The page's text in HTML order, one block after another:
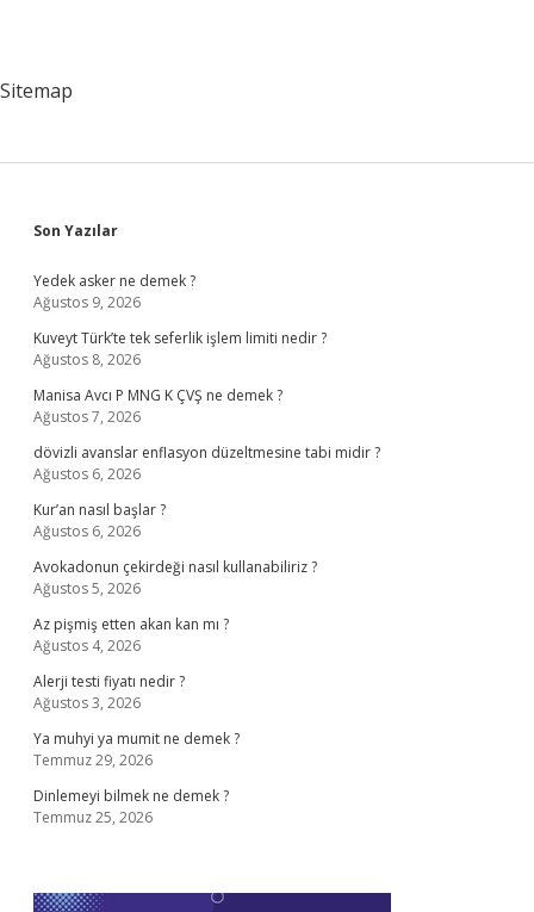
Sitemap
Sidebar
Son Yazılar
Yedek asker ne demek ?
Ağustos 9, 2026
Kuveyt Türk’te tek seferlik işlem limiti nedir ?
Ağustos 8, 2026
Manisa Avcı P MNG K ÇVŞ ne demek ?
Ağustos 7, 2026
dövizli avanslar enflasyon düzeltmesine tabi midir ?
Ağustos 6, 2026
Kur’an nasıl başlar ?
Ağustos 6, 2026
Avokadonun çekirdeği nasıl kullanabiliriz ?
Ağustos 5, 2026
Az pişmiş etten akan kan mı ?
Ağustos 4, 2026
Alerji testi fiyatı nedir ?
Ağustos 3, 2026
Ya muhyi ya mumit ne demek ?
Temmuz 29, 2026
Dinlemeyi bilmek ne demek ?
Temmuz 25, 2026